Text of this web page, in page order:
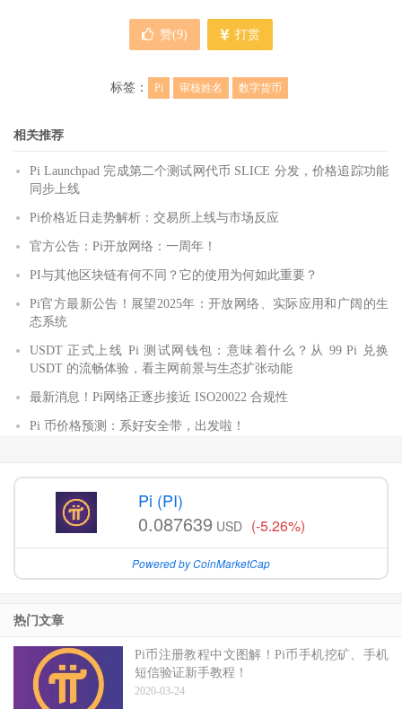
赞(9) 打赏
标签： Pi 审核姓名 数字货币
相关推荐
Pi Launchpad 完成第二个测试网代币 SLICE 分发，价格追踪功能
同步上线
Pi价格近日走势解析：交易所上线与市场反应
官方公告：Pi开放网络：一周年！
PI与其他区块链有何不同？它的使用为何如此重要？
Pi官方最新公告！展望2025年：开放网络、实际应用和广阔的生
态系统
USDT 正式上线 Pi 测试网钱包：意味着什么？从 99 Pi 兑换
USDT 的流畅体验，看主网前景与生态扩张动能
最新消息！Pi网络正逐步接近 ISO20022 合规性
Pi 币价格预测：系好安全带，出发啦！
Pi (PI)
0.087639 USD (-5.26%)
Powered by CoinMarketCap
热门文章
Pi币注册教程中文图解！Pi币手机挖矿、手机
短信验证新手教程！
2020-03-24